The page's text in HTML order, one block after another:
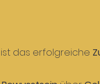
ist das erfolgreiche